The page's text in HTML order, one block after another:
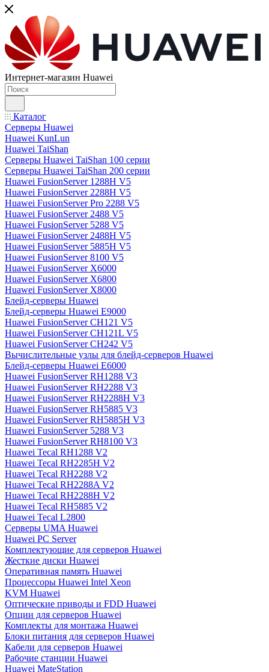
Интернет-магазин Huawei
Каталог
Серверы Huawei
Huawei KunLun
Huawei TaiShan
Серверы Huawei TaiShan 100 серии
Серверы Huawei TaiShan 200 серии
Huawei FusionServer 1288H V5
Huawei FusionServer 2288H V5
Huawei FusionServer Pro 2288 V5
Huawei FusionServer 2488 V5
Huawei FusionServer 5288 V5
Huawei FusionServer 2488H V5
Huawei FusionServer 5885H V5
Huawei FusionServer 8100 V5
Huawei FusionServer X6000
Huawei FusionServer X6800
Huawei FusionServer X8000
Блейд-серверы Huawei
Блейд-серверы Huawei E9000
Huawei FusionServer CH121 V5
Huawei FusionServer CH121L V5
Huawei FusionServer CH242 V5
Вычислительные узлы для блейд-серверов Huawei
Блейд-серверы Huawei E6000
Huawei FusionServer RH1288 V3
Huawei FusionServer RH2288 V3
Huawei FusionServer RH2288H V3
Huawei FusionServer RH5885 V3
Huawei FusionServer RH5885H V3
Huawei FusionServer 5288 V3
Huawei FusionServer RH8100 V3
Huawei Tecal RH1288 V2
Huawei Tecal RH2285H V2
Huawei Tecal RH2288 V2
Huawei Tecal RH2288A V2
Huawei Tecal RH2288H V2
Huawei Tecal RH5885 V2
Huawei Tecal L2800
Серверы UMA Huawei
Huawei PC Server
Комплектующие для серверов Huawei
Жесткие диски Huawei
Оперативная память Huawei
Процессоры Huawei Intel Xeon
KVM Huawei
Оптические приводы и FDD Huawei
Опции для серверов Huawei
Комплекты для монтажа Huawei
Блоки питания для серверов Huawei
Кабели для серверов Huawei
Рабочие станции Huawei
Huawei MateStation